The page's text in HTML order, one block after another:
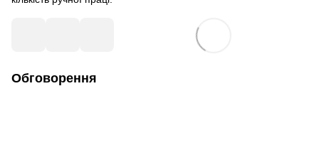
Обговорення